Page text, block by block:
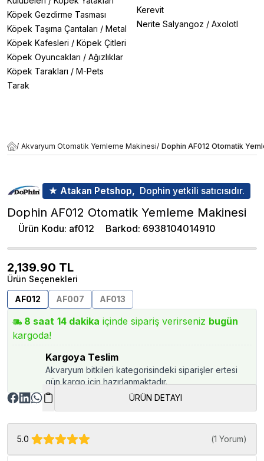
Köpek Gezdirme Tasması
Köpek Taşıma Çantaları / Metal
Köpek Kafesleri / Köpek Çitleri
Köpek Oyuncakları / Ağızlıklar
Köpek Tarakları / M-Pets
Tarak
Kerevit
Nerite Salyangoz / Axolotl
/ Akvaryum Otomatik Yemleme Makinesi/ Dophin AF012 Otomatik
★ Atakan Petshop, Dophin yetkili satıcısıdır.
Dophin AF012 Otomatik Yemleme Makinesi
Ürün Kodu: af012 Barkod: 6938104014910
2,139.90 TL
Ürün Seçenekleri
AF012
AF007 AF013
8 saat 14 dakika içinde sipariş verirseniz bugün
kargoda!
Kargoya Teslim
Akvaryum bitkileri kategorisindeki siparişler ertesi
gün kargo için hazırlanmaktadır.
ÜRÜN DETAYI
5.0 (1 Yorum)